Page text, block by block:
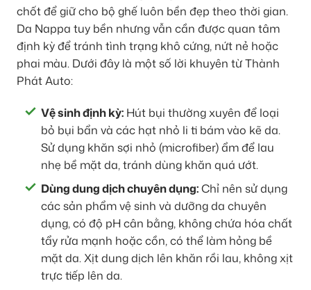
chốt để giữ cho bộ ghế luôn bền đẹp theo thời gian.
Da Nappa tuy bền nhưng vẫn cần được quan tâm
định kỳ để tránh tình trạng khô cứng, nứt nẻ hoặc
phai màu. Dưới đây là một số lời khuyên từ Thành
Phát Auto:
Vệ sinh định kỳ: Hút bụi thường xuyên để loại
bỏ bụi bẩn và các hạt nhỏ li ti bám vào kẽ da.
Sử dụng khăn sợi nhỏ (microfiber) ẩm để lau
nhẹ bề mặt da, tránh dùng khăn quá ướt.
Dùng dung dịch chuyên dụng:Chỉ nên sử dụng
các sản phẩm vệ sinh và dưỡng da chuyên
dụng, có độ pH cân bằng, không chứa hóa chất
tẩy rửa mạnh hoặc cồn, có thể làm hỏng bề
mặt da. Xịt dung dịch lên khăn rồi lau, không xịt
trực tiếp lên da.